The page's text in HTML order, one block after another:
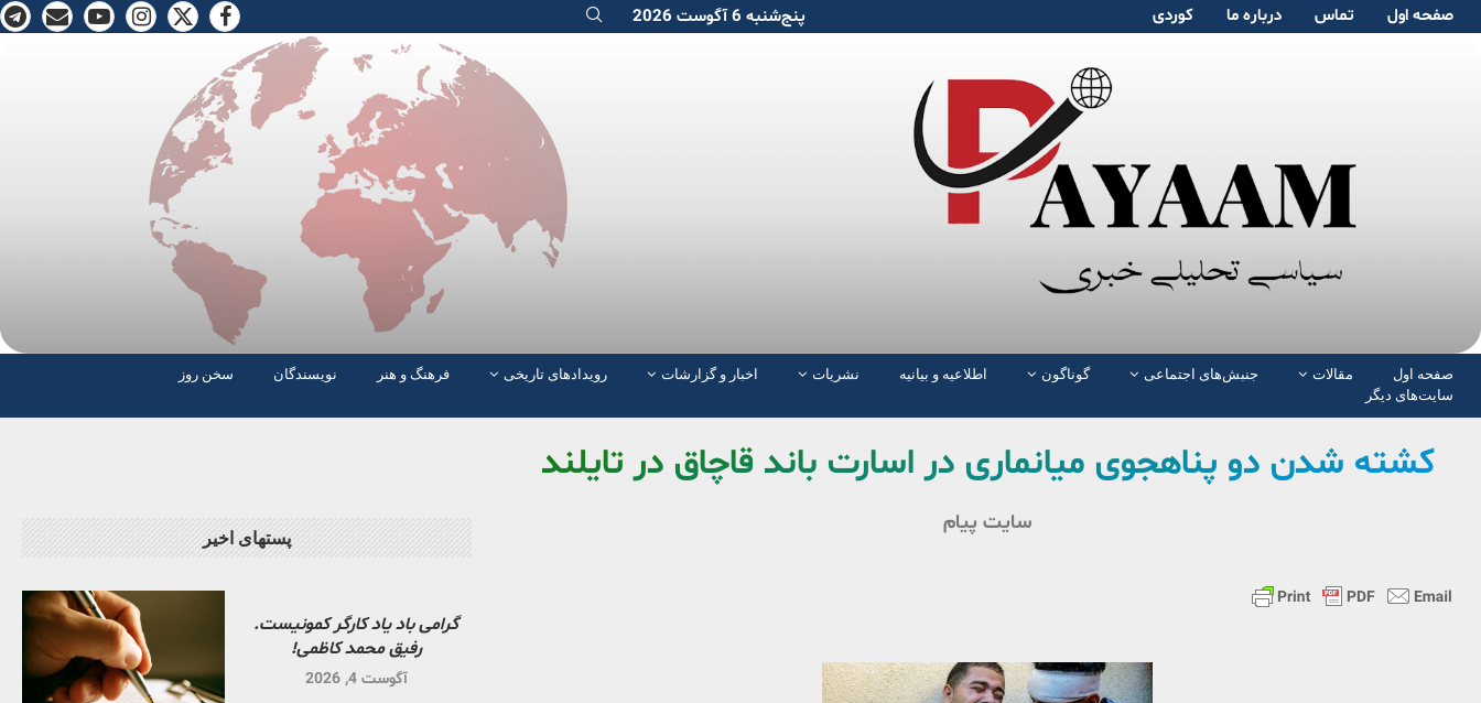
صفحە اول تماس دربارە ما کوردی پنج‌شنبه 6 آگوست 2026
صفحە اول مقالات جنبش‌های اجتماعی گوناگون اطلاعیه و بیانیه نشریات اخبار و گزارشات رویدادهای تاریخی فرهنگ و هنر نویسندگان
سخن روز
سایت‌های دیگر
کشته شدن دو پناهجوی میانماری در اسارت باند قاچاق در تایلند
سایت پیام
پستهای اخیر
گرامی باد یاد کارگر کمونیست.
رفیق محمد کاظمی!
آگوست 4, 2026